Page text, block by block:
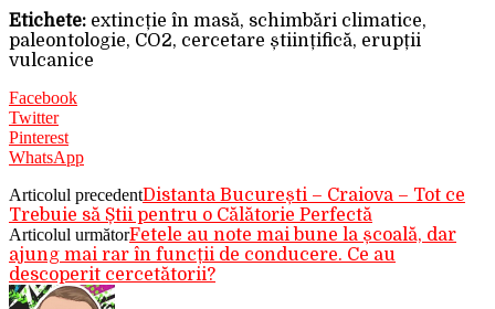
Etichete: extincție în masă, schimbări climatice,
paleontologie, CO2, cercetare științifică, erupții
vulcanice
Facebook
Twitter
Pinterest
WhatsApp
Articolul precedentDistanta București – Craiova – Tot ce
Trebuie să Știi pentru o Călătorie Perfectă
Articolul următorFetele au note mai bune la școală, dar
ajung mai rar în funcții de conducere. Ce au
descoperit cercetătorii?